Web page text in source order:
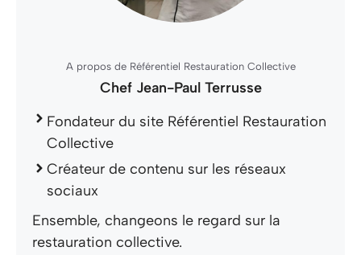
A propos de Référentiel Restauration Collective
Chef Jean-Paul Terrusse
Fondateur du site Référentiel Restauration
Collective
Créateur de contenu sur les réseaux
sociaux
Ensemble, changeons le regard sur la
restauration collective.